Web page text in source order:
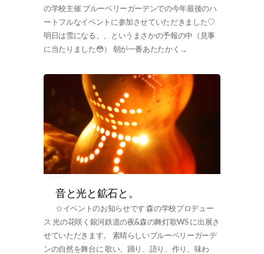
の学校主催 ブルーベリーガーデンでの今年最後のハ
ートフルなイベントに参加させていただきました♡
明日は雪になる、、というまさかの予報の中（見事
に当たりました😳） 朝が一番あたたかく ...
音と光と鉱石と。
☆イベントのお知らせです 森の学校プロデュー
ス 光の花咲く銀河鉄道の夜&森の舞灯歌WS に出展さ
せていただきます。 素晴らしいブルーベリーガーデ
ンの自然を舞台に 歌い、踊り、語り、作り、味わ